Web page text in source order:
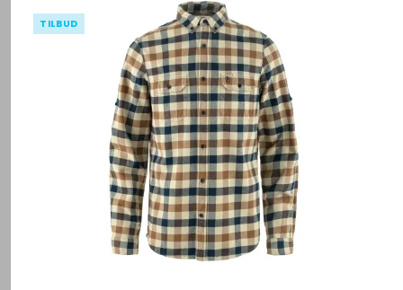
TILBUD